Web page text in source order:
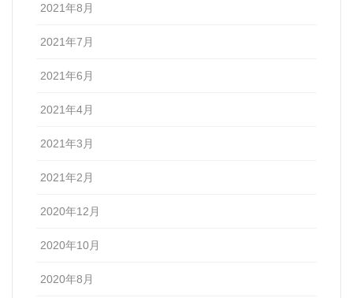
2021年8月
2021年7月
2021年6月
2021年4月
2021年3月
2021年2月
2020年12月
2020年10月
2020年8月